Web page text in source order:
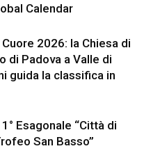
Calendar
2026: la Chiesa di
di Padova a Valle di
guida la classifica in
Esagonale “Città di
San Basso”